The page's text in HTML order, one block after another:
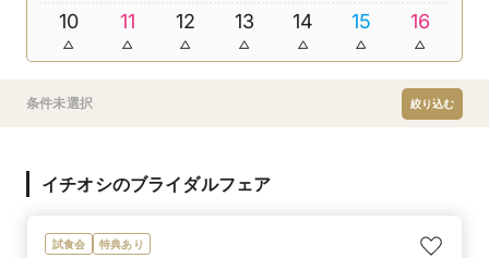
10 11 12 13 14 15 16
条件未選択 絞り込む
イチオシのブライダルフェア
試食会 特典あり